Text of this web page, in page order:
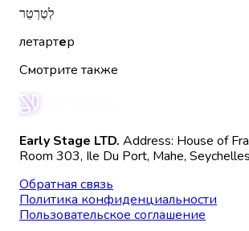
לְטַרְטֵר
летартер
Смотрите также
Early Stage LTD. Address: House of
Room 303, Ile Du Port, Mahe, Seychelles
Обратная связь
Политика конфиденциальности
Пользовательское соглашение